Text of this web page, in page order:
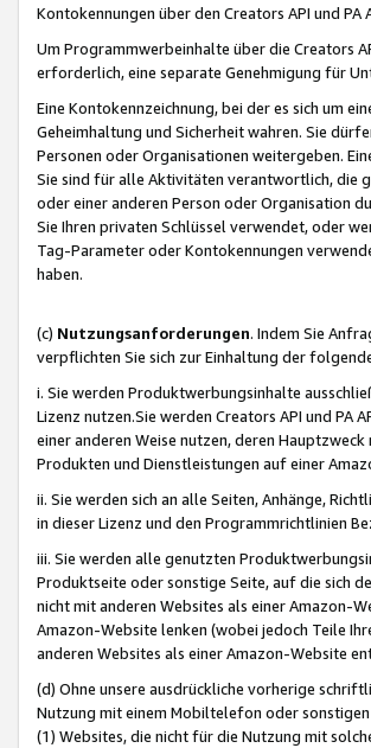
Kontokennungen über den Creators API und
Um Programmwerbeinhalte über die Creators
erforderlich, eine separate Genehmigung für
Eine Kontokennzeichnung, bei der es sich um
Geheimhaltung und Sicherheit wahren. Sie
Personen oder Organisationen weitergeben.
Sie sind für alle Aktivitäten verantwortlich, die
oder einer anderen Person oder Organisation
Sie Ihren privaten Schlüssel verwendet, oder
Tag-Parameter oder Kontokennungen
haben.
(c) Nutzungsanforderungen. Indem Sie
verpflichten Sie sich zur Einhaltung der
i. Sie werden Produktwerbungsinhalte
Lizenz nutzen.Sie werden Creators API und
einer anderen Weise nutzen, deren
Produkten und Dienstleistungen auf einer
ii. Sie werden sich an alle Seiten, Anhänge,
in dieser Lizenz und den Programmrichtlinien
iii. Sie werden alle genutzten
Produktseite oder sonstige Seite, auf die sich
nicht mit anderen Websites als einer Amazon-
Amazon-Website lenken (wobei jedoch Teile
anderen Websites als einer Amazon-Website
(d) Ohne unsere ausdrückliche vorherige
Nutzung mit einem Mobiltelefon oder
(1) Websites, die nicht für die Nutzung mit